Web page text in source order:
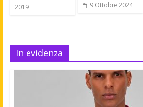
2019
9 Ottobre 2024
In evidenza